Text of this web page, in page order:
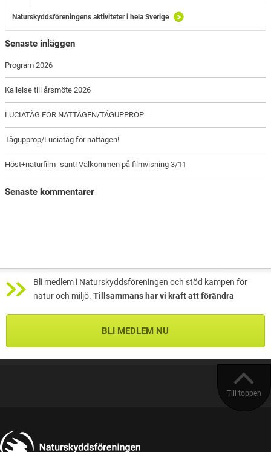
Naturskyddsföreningens aktiviteter i hela Sverige
Senaste inläggen
Program 2026
Kallelse till årsmöte 2026
LUCIATÅG FÖR NATTÅGEN/TÅGUPPROP
Tågupprop/Luciatåg för nattågen!
Höst+naturfilm=sant! Välkommen på filmvisning 3/11
Senaste kommentarer
Bli medlem i Naturskyddsföreningen och stöd kampen för
natur och miljö. Tillsammans har vi kraft att förändra
BLI MEDLEM NU
Till toppen